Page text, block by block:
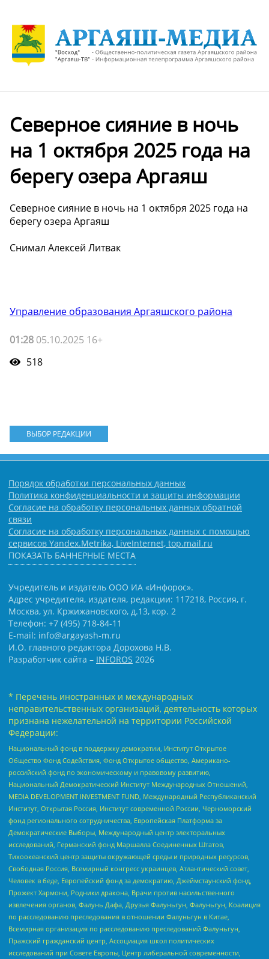
Северное сияние в ночь
на 1 октября 2025 года на
берегу озера Аргаяш
Северное сияние в ночь на 1 октября 2025 года на
берегу озера Аргаяш
Снимал Алексей Литвак
Управление образования Аргаяшского района
01:28 05.10.2025 16+
518
ВЫБОР РЕДАКЦИИ
Порядок обработки персональных данных
Политика конфиденциальности и защиты информации
Согласие на обработку персональных данных обратной
связи
Согласие на обработку персональных данных с помощью
сервисов Yandex.Metrika, LiveInternet, top.mail.ru
ПОКАЗАТЬ БАННЕРНЫЕ МЕСТА
Учредитель и издатель ООО ИА «Инфорос».
Адрес учредителя, издателя, редакции: 117218, Россия, г.
Москва, ул. Кржижановского, д.13, кор. 2
Телефон: +7 (495) 718-84-11
E-mail: info@argayash-m.ru
И.О. главного редактора Дорохова Н.В.
Разработчик сайта – INFOROS 2026
* Перечень иностранных и международных
неправительственных организаций, деятельность которых
признана нежелательной на территории Российской
Федерации:
Национальный фонд в поддержку демократии, Институт Открытое
Общество Фонд Содействия, Фонд Открытое общество, Американо-
российский фонд по экономическому и правовому развитию,
Национальный Демократический Институт Международных Отношений,
MEDIA DEVELOPMENT INVESTMENT FUND, Международный Республиканский
Институт, Открытая Россия, Институт современной России, Черноморский
фонд регионального сотрудничества, Европейская Платформа за
Демократические Выборы, Международный центр электоральных
исследований, Германский фонд Маршалла Соединенных Штатов,
Тихоокеанский центр защиты окружающей среды и природных ресурсов,
Свободная Россия, Всемирный конгресс украинцев, Атлантический совет,
Человек в беде, Европейский фонд за демократию, Джеймстаунский фонд,
Прожект Хармони, Родники дракона, Врачи против насильственного
извлечения органов, Фалунь Дафа, Друзья Фалуньгун, Фалуньгун, Коалиция
по расследованию преследования в отношении Фалуньгун в Китае,
Всемирная организация по расследованию преследований Фалуньгун,
Пражский гражданский центр, Ассоциация школ политических
исследований при Совете Европы, Центр либеральной современности,